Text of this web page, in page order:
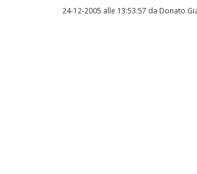
24-12-2005 alle 13:53:57 da Donato